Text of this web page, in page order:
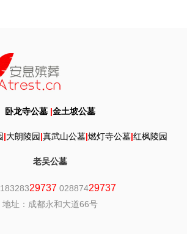
卧龙寺公墓 |金土坡公墓
|大朗陵园|真武山公墓|燃灯寺公墓|红枫陵园
老吴公墓
29737 02887429737
地址：成都永和大道66号